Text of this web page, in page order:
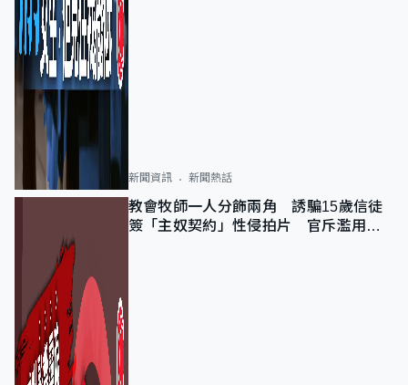
新聞資訊 新聞熱話
教會牧師一人分飾兩角 誘騙15歲信徒
簽「主奴契約」性侵拍片 官斥濫用教